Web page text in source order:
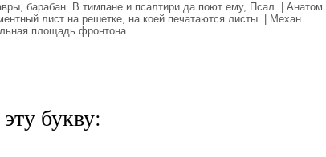
барабан. В тимпане и псалтири да поют ему, Псал. | Анатом.
лист на решетке, на коей печатаются листы. | Механ.
площадь фронтона.
букву: